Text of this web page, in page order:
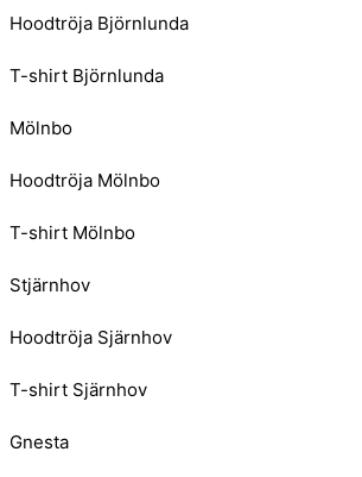
Hoodtröja Björnlunda
T-shirt Björnlunda
Mölnbo
Hoodtröja Mölnbo
T-shirt Mölnbo
Stjärnhov
Hoodtröja Sjärnhov
T-shirt Sjärnhov
Gnesta